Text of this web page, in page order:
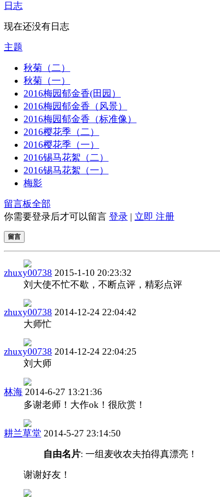
日志
现在还没有日志
主题
秋菊（二）
秋菊（一）
2016梅园郁金香(田园）
2016梅园郁金香（风景）
2016梅园郁金香（标准像）
2016樱花季（二）
2016樱花季（一）
2016锡马花絮（二）
2016锡马花絮（一）
梅影
留言板全部
你需要登录后才可以留言 登录 | 立即 注册
留言
zhuxy00738 2015-1-10 20:23:32
刘大使不忙不歇，不断点评，精彩点评
zhuxy00738 2014-12-24 22:04:42
大师忙
zhuxy00738 2014-12-24 22:04:25
刘大师
林海 2014-6-27 13:21:36
多谢老师！大作ok！很欣赏！
耕兰草堂 2014-5-27 23:14:50
自由名片: 一组麦收农夫拍得真漂亮！
谢谢好友！